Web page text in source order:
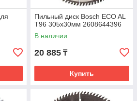
Пильный диск Bosch ECO AL
T96 305x30мм 2608644396
В наличии
20 885 ₸
Купить